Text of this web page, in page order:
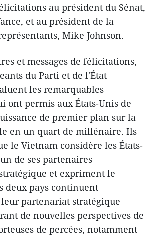
au président du Sénat,
et au président de la
Mike Johnson.
et messages de félicitations,
du Parti et de l'État
les remarquables
ont permis aux États-Unis de
de premier plan sur la
en un quart de millénaire. Ils
le Vietnam considère les États-
de ses partenaires
et expriment le
deux pays continuent
partenariat stratégique
de nouvelles perspectives de
de percées, notamment